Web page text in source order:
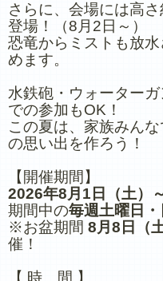
さらに、会場には高
登場！（8月2日～）
恐竜からミストも放
めます。
水鉄砲・ウォーター
での参加もOK！
この夏は、家族みん
の思い出を作ろう！
【開催期間】
2026年8月1日（土）
期間中の毎週土曜日・
※お盆期間 8月8日（
催！
【 時 間 】